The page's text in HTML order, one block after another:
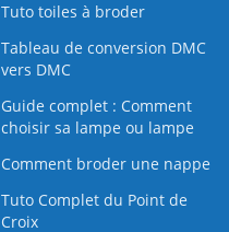
Tuto toiles à broder
Tableau de conversion DMC
vers DMC
Guide complet : Comment
choisir sa lampe ou lampe
Comment broder une nappe
Tuto Complet du Point de
Croix